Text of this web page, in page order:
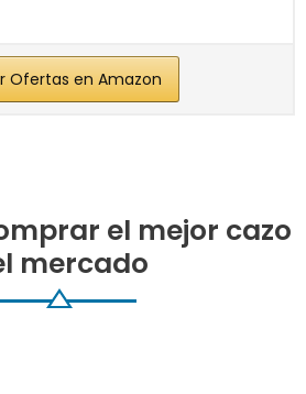
Ofertas en Amazon
el mejor cazo
mercado